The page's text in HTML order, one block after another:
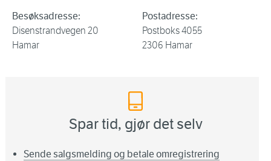
Besøksadresse:
Disenstrandvegen 20
Hamar
Postadresse:
Postboks 4055
2306 Hamar
Spar tid, gjør det selv
Sende salgsmelding og betale omregistrering